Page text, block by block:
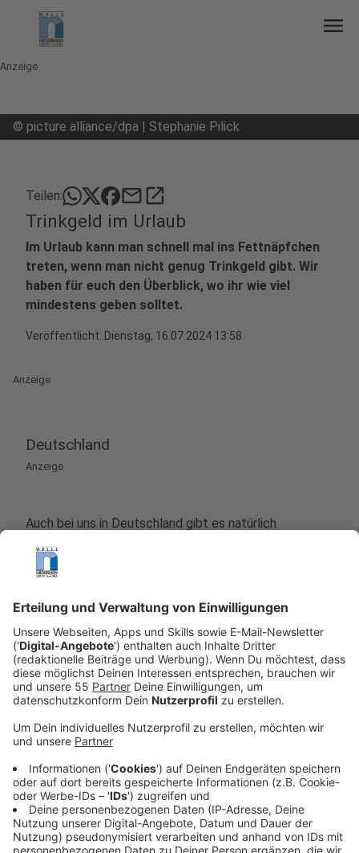
menu
Anzeige
© picture alliance/dpa | Stephanie Pilick
Teilen: mailopen_in_new
Trinkgeld im Urlaub
Im Urlaub kann man schnell mal ins Fettnäpfchen
treten, wenn man nicht genug Trinkgeld gibt. Wir
haben für euch den Überblick, wo ihr wie viel
mindestens geben solltet.
Veröffentlicht: Dienstag, 16.07.2024 13:58
Anzeige
Deutschland
Anzeige
Auch bei uns in Deutschland gibt es natürlich
man mit dem Service zufrieden, sollte man fünf bis
zehn Prozent Trinkgeld geben, empfehlen Experten.
Bei einem Betrag über 100 Euro reichen fünf Prozent
in der Regel aus. In anderen Bereichen gibt es keine
direkten Empfehlungen. Man kann aber natürlich auch
dem Taxifahrer oder dem Zimmermädchen ein wenig
Trinkgeld geben. Grundsätzlich gilt jedoch: Bei
schlechtem Service - ob im Taxi oder der Gastronomie
Anzeige
Spanien
Anzeige